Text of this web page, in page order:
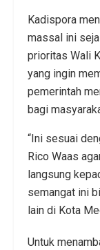
Kadispora
massal ini
prioritas Wali
yang ingin
pemerintah
bagi
“Ini sesuai
Rico Waas
langsung
semangat ini
lain di Kota
Untuk